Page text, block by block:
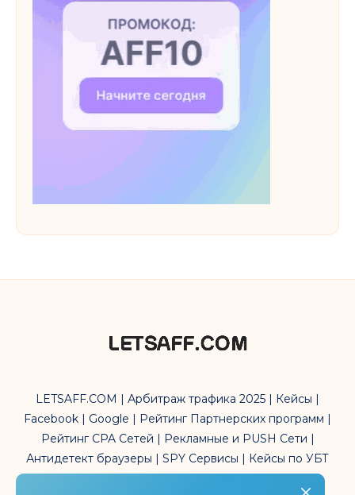
LETSAFF.COM | Арбитраж трафика 2025 | Кейсы |
Facebook | Google | Рейтинг Партнерских программ |
Рейтинг CPA Сетей | Рекламные и PUSH Сети |
Антидетект браузеры | SPY Сервисы | Кейсы по УБТ
трафика | Affiliate Marketing